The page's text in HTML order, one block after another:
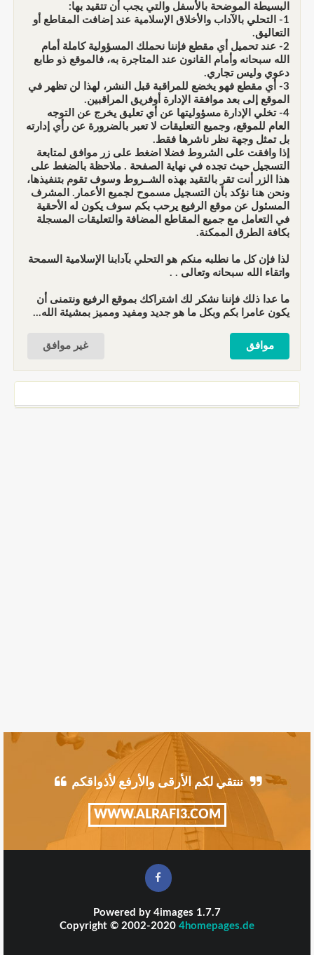
البسيطة الموضحة بالأسفل والتي يجب أن تتقيد بها:
1- التحلي بالآداب والأخلاق الإسلامية عند إضافت المقاطع أو
التعاليق.
2- عند تحميل أي مقطع فإننا نحملك المسؤولية كاملة أمام
الله سبحانه وأمام القانون عند المتاجرة به، فالموقع ذو طابع
دعوي وليس تجاري.
3- أي مقطع فهو يخضع للمراقبة قبل النشر، لهذا لن تظهر في
الموقع إلى بعد موافقة الإدارة أوفريق المراقبين.
4- تخلي الإدارة مسؤوليتها عن أي تعليق يخرج عن التوجه
العام للموقع، وجميع التعليقات لا تعبر بالضرورة عن رأي إدارته
بل تمثل وجهة نظر ناشرها فقط.
إذا وافقت على الشروط فضلا اضغط على زر موافق لمتابعة
التسجيل حيث تجده في نهاية الصفحة . ملاحظة بالضغط على
هذا الزر أنت تقر بالتقيد بهذه الشــروط وسوف تقوم بتنفيذها،
ونحن هنا نؤكد بأن التسجيل مسموح لجميع الأعمار. المشرف
المسئول عن موقع الرفيع يرحب بكم سوف يكون له الأحقية
في التعامل مع جميع المقاطع المضافة والتعليقات المسجلة
بكافة الطرق الممكنة.
لذا فإن كل ما نطلبه منكم هو التحلي بآدابنا الإسلامية السمحة
واتقاء الله سبحانه وتعالى . .
ما عدا ذلك فإننا نشكر لك اشتراكك بموقع الرفيع ونتمنى أن
يكون عامرا بكم وبكل ما هو جديد ومفيد ومميز بمشيئة الله...
ننتقي لكم الأرقى والأرفع لأذواقكم
WWW.ALRAFI3.COM
Powered by 4images 1.7.7
Copyright © 2002-2020 4homepages.de